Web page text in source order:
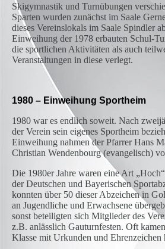
Skigymnastik und Turnübungen
Sparten wurden zunächst im Saale
dieses Vereinslokals im Saale Spindler
Einweihung der 1978 erbauten Schul-
die sportlichen Aktivitäten als auch
Veranstaltungen in diese verlegt.
1980 – Einweihung Sportheim
1980 war es endlich soweit. Nach
der Verein sein eigenes Sportheim
Einweihung nahmen der Pfarrer Hans
Christian Wendenbourg (evangelisch)
Die 1980er Jahre waren eine Art
der Deutschen und Bayerischen
konnten über 50 dieser Abzeichen in
an Jugendliche und Erwachsene
sonst beteiligten sich Mitglieder des
z.B. anlässlich Gauturnfesten. Oft
Klasse mit Urkunden und Ehrenzeichen